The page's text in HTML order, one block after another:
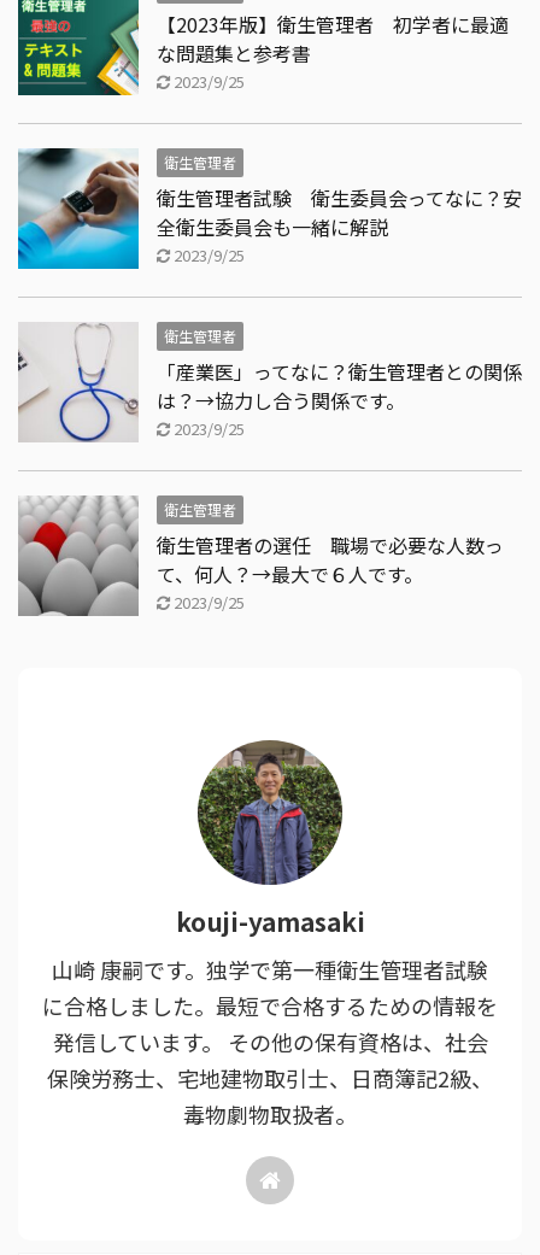
【2023年版】衛生管理者 初学者に最適
な問題集と参考書
2023/9/25
衛生管理者
衛生管理者試験 衛生委員会ってなに？安
全衛生委員会も一緒に解説
2023/9/25
衛生管理者
「産業医」ってなに？衛生管理者との関係
は？→協力し合う関係です。
2023/9/25
衛生管理者
衛生管理者の選任 職場で必要な人数っ
て、何人？→最大で６人です。
2023/9/25
kouji-yamasaki
山崎 康嗣です。独学で第一種衛生管理者試験
に合格しました。最短で合格するための情報を
発信しています。 その他の保有資格は、社会
保険労務士、宅地建物取引士、日商簿記2級、
毒物劇物取扱者。